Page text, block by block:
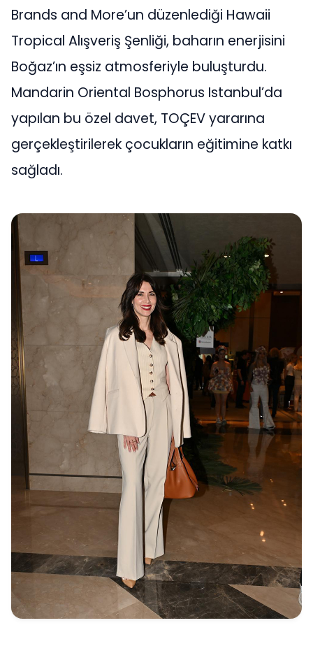
Brands and More’un düzenlediği Hawaii
Tropical Alışveriş Şenliği, baharın enerjisini
Boğaz’ın eşsiz atmosferiyle buluşturdu.
Mandarin Oriental Bosphorus Istanbul’da
yapılan bu özel davet, TOÇEV yararına
gerçekleştirilerek çocukların eğitimine katkı
sağladı.